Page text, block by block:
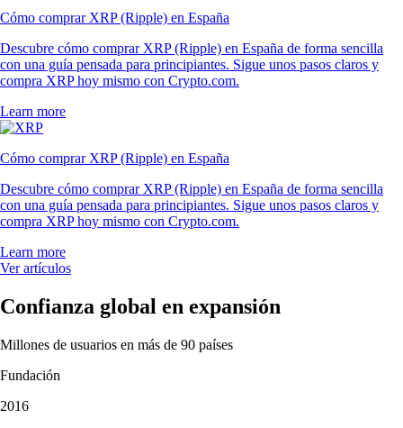
Cómo comprar XRP (Ripple) en España
Descubre cómo comprar XRP (Ripple) en España de forma sencilla
con una guía pensada para principiantes. Sigue unos pasos claros y
compra XRP hoy mismo con Crypto.com.
Learn more
Cómo comprar XRP (Ripple) en España
Descubre cómo comprar XRP (Ripple) en España de forma sencilla
con una guía pensada para principiantes. Sigue unos pasos claros y
compra XRP hoy mismo con Crypto.com.
Learn more
Ver artículos
Confianza global en expansión
Millones de usuarios en más de 90 países
Fundación
2016